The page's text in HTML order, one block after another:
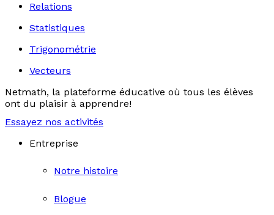
Relations
Statistiques
Trigonométrie
Vecteurs
Netmath, la plateforme éducative où tous les élèves
ont du plaisir à apprendre!
Essayez nos activités
Entreprise
Notre histoire
Blogue